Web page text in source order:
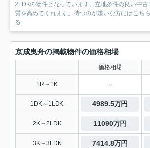
2LDKの物件となっています。立地条件の良い中
質を高めてくれます。待つのが嫌いな方にはこち
る
京成曳舟の掲載物件の価格相場
価格相場
1R～1K -
1DK～1LDK 4989.5万円
2K～2LDK 11090万円
3K～3LDK 7414.8万円